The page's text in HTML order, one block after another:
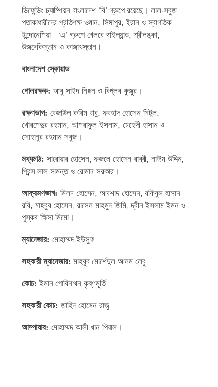
ডিফেন্ডিং চ্যাম্পিয়ন বাংলাদেশ ‘বি’ গ্রুপে রয়েছে। লাল-সবুজ
পতাকাধারীদের প্রতিপক্ষ ওমান, সিঙ্গাপুর, ইরান ও স্বাগতিক
ইন্দোনেশিয়া। ‘এ’ গ্রুপে খেলবে থাইল্যান্ড, শ্রীলঙ্কা,
উজবেকিস্তান ও কাজাখস্তান।
বাংলাদেশ স্কোয়াড
গোলরক্ষক: আবু সাইদ নিপ্পন ও বিপ্লব কুজুর।
রক্ষণভাগ: রেজাউল করিম বাবু, ফরহাদ হোসেন সিটুল,
খোরশেদুর রহমান, আশরাফুল ইসলাম, মেহেদী হাসান ও
সোহানুর রহমান সবুজ।
মধ্যমাঠ: সারোয়ার হোসেন, ফজলে হোসেন রাব্বী, নাঈম উদ্দিন,
প্রিন্স লাল সামন্ত ও রোমান সরকার।
আক্রমণভাগ: মিলন হোসেন, আরশাদ হোসেন, রকিবুল হাসান
রবি, মাহবুব হোসেন, রাসেল মাহমুদ জিমি, দ্বীন ইসলাম ইমন ও
পুস্কর ক্ষিসা মিমো।
ম্যানেজার: মোহাম্মদ ইউসুফ
সহকারী ম্যানেজার: মাহবুব মোর্শেদুল আলম লেবু
কোচ: ইমান গোবিনাথন কৃষ্ণমূর্তি
সহকারী কোচ: জাহিদ হোসেন রাজু
আম্পায়ার: মোহাম্মদ আলী খান পিয়াল।